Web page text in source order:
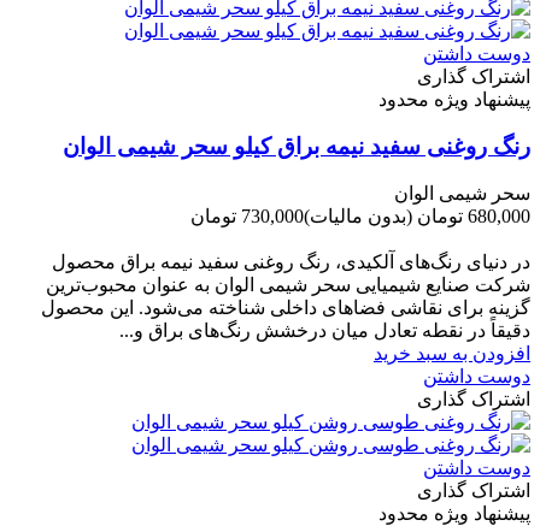
دوست داشتن
اشتراک گذاری
پیشنهاد ویژه محدود
رنگ روغنی سفید نیمه براق کیلو سحر شیمی الوان
سحر شیمی الوان
680,000 تومان
(بدون مالیات)730,000 تومان
در دنیای رنگ‌های آلکیدی، رنگ روغنی سفید نیمه براق محصول
شرکت صنایع شیمیایی سحر شیمی الوان به عنوان محبوب‌ترین
گزینه برای نقاشی فضاهای داخلی شناخته می‌شود. این محصول
دقیقاً در نقطه تعادل میان درخشش رنگ‌های براق و...
افزودن به سبد خرید
دوست داشتن
اشتراک گذاری
دوست داشتن
اشتراک گذاری
پیشنهاد ویژه محدود